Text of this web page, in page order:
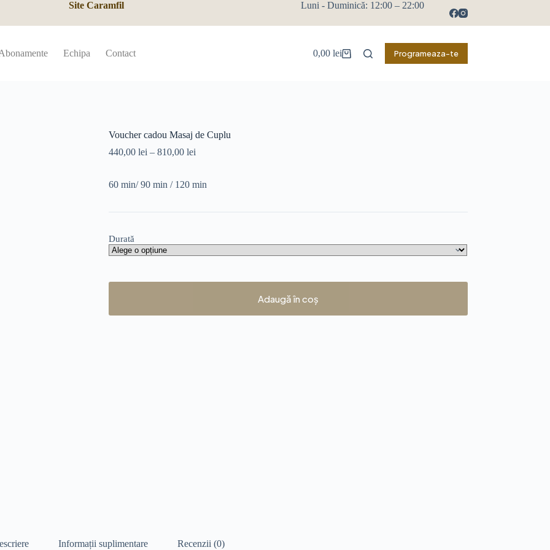
Site Caramfil Luni - Duminică: 12:00 – 22:00
Echipa Contact 0,00 lei Programeaza-te
Voucher cadou Masaj de Cuplu
440,00 lei – 810,00 lei
60 min/ 90 min / 120 min
Durată
Adaugă în coș
Informații suplimentare Recenzii (0)